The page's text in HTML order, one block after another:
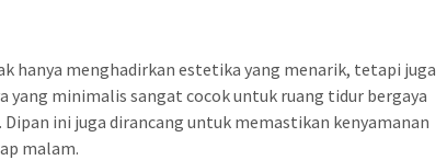
hanya menghadirkan estetika yang menarik, tetapi juga
yang minimalis sangat cocok untuk ruang tidur bergaya
ini juga dirancang untuk memastikan kenyamanan
malam.